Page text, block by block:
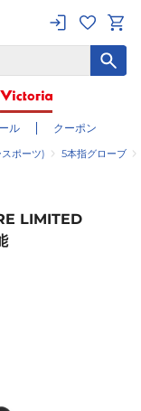
ル クーポン
ポーツ) 5本指グローブ
LIMITED